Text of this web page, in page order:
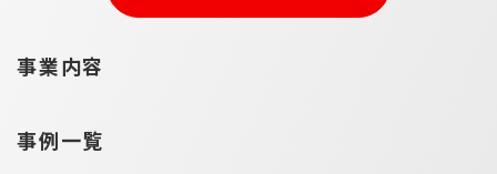
事業内容
事例一覧